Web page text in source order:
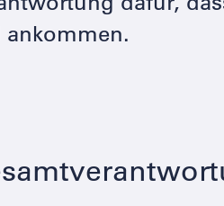
ankommen.